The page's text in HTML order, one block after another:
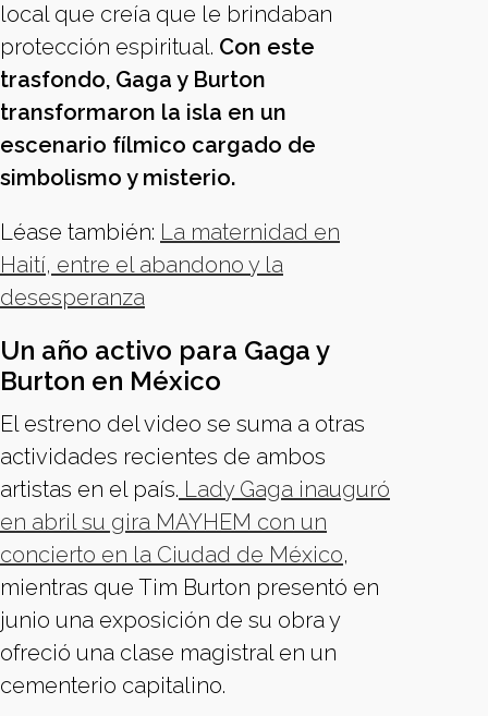
local que creía que le brindaban
protección espiritual. Con este
trasfondo, Gaga y Burton
transformaron la isla en un
escenario fílmico cargado de
simbolismo y misterio.
Léase también: La maternidad en
Haití, entre el abandono y la
desesperanza
Un año activo para Gaga y
Burton en México
El estreno del video se suma a otras
actividades recientes de ambos
artistas en el país. Lady Gaga inauguró
en abril su gira MAYHEM con un
concierto en la Ciudad de México,
mientras que Tim Burton presentó en
junio una exposición de su obra y
ofreció una clase magistral en un
cementerio capitalino.